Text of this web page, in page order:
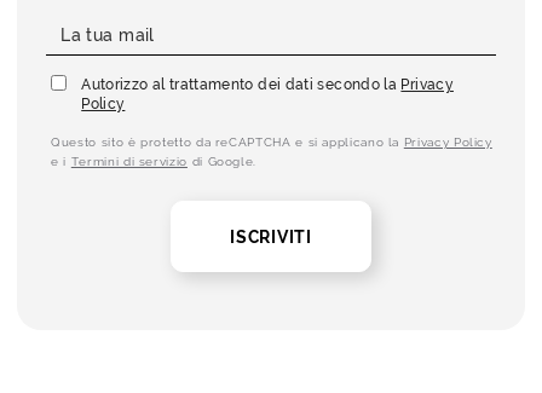
Autorizzo al trattamento dei dati secondo la Privacy
Policy
Questo sito è protetto da reCAPTCHA e si applicano la Privacy Policy
e i Termini di servizio di Google.
ISCRIVITI